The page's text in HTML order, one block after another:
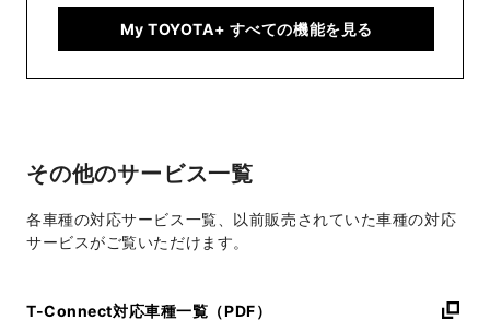
My TOYOTA+ すべての機能を見る
その他のサービス一覧
各車種の対応サービス一覧、以前販売されていた車種の対応
サービスがご覧いただけます。
T-Connect対応車種一覧（PDF）